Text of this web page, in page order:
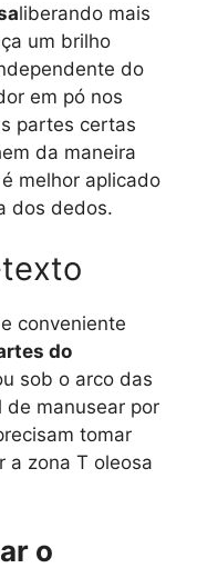
liberando mais
um brilho
do
em pó nos
partes certas
da maneira
melhor aplicado
dos dedos.
conveniente
do
sob o arco das
de manusear por
tomar
a zona T oleosa
o